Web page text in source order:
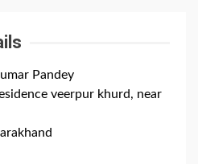
Pandey
veerpur khurd, near